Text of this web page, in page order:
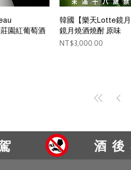
園紅葡萄酒
Quick View
韓國【樂天Lotte鏡月
鏡月燒酒燒酎 原味
Price
NT$3,000.00
酒